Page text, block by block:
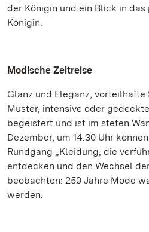
der Königin und ein Blick in
Königin.
Modische Zeitreise
Glanz und Eleganz,
Muster, intensive oder
begeistert und ist im steten
Dezember, um 14.30 Uhr
Rundgang „Kleidung, die
entdecken und den Wechsel
beobachten: 250 Jahre Mode
werden.